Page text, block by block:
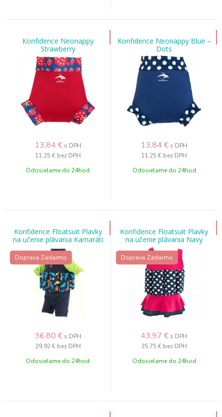
Konfidence Neonappy
Strawberry
13,84 € s DPH
11,25 € bez DPH
Odosielame do 24hod
Konfidence Neonappy Blue –
Dots
13,84 € s DPH
11,25 € bez DPH
Odosielame do 24hod
Konfidence Floatsuit Plavky
na učenie plávania Kamaráti
mora 1-2r
Doprava Zadarmo
36,80 € s DPH
29,92 € bez DPH
Odosielame do 24hod
Konfidence Floatsuit Plavky
na učenie plávania Navy
Polka dot
Doprava Zadarmo
43,97 € s DPH
35,75 € bez DPH
Odosielame do 24hod